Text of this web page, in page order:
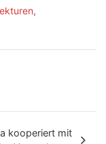
,
kooperiert mit